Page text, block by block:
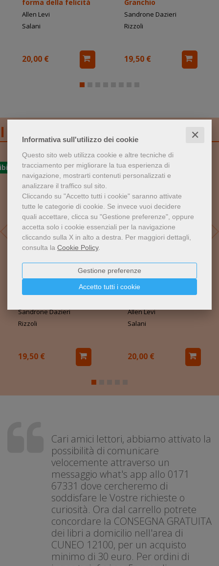
Informativa sull'utilizzo dei cookie ✕
Questo sito web utilizza cookie e altre tecniche di
tracciamento per migliorare la tua esperienza di
navigazione, mostrarti contenuti personalizzati e
analizzare il traffico sul sito.
Cliccando su "Accetto tutti i cookie" saranno attivate
tutte le categorie di cookie. Se invece vuoi decidere
quali accettare, clicca su "Gestione preferenze", oppure
accetta solo i cookie essenziali per la navigazione
cliccando sulla X in alto a destra. Per maggiori dettagli,
consulta la Cookie Policy.
Accetto tutti i cookie
Gestione preferenze
forma della felicità
Allen Levi
Salani
20,00 €
Granchio
Sandrone Dazieri
Rizzoli
19,50 €
I libri più venduti
1
Sandrone Dazieri
Rizzoli
19,50 €
2
Theo da Golden e la
Allen Levi
Salani
20,00 €
Cari amici lettori, abbiamo attivato la
possibilità di comunicare
velocemente attraverso un
messaggio what's app allo 0171
67331 dove cercheremo di
soddisfare le Vostre richieste o
curiosità. Ora dal carrello potrete
concordare la CONSEGNA GRATUITA
dei libri a domicilio nell'area di
CUNEO 12100, per un acquisto
minimo di 30 euro. Per ordini di